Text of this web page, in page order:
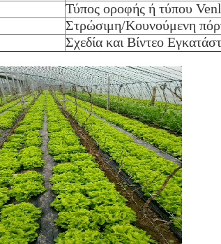
Τύπος οροφής ή τύπου
Στρώσιμη/Κουνούμενη
Σχεδία και Βίντεο